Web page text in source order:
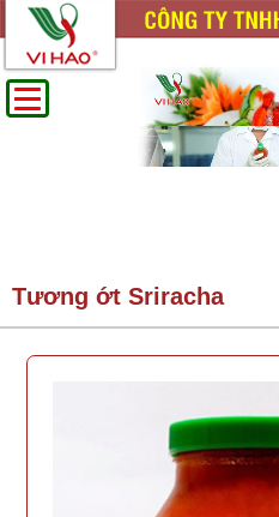
Tương ớt Sriracha